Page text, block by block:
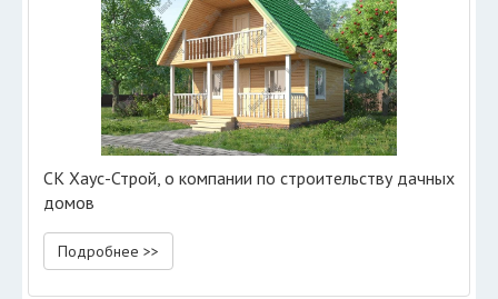
СК Хаус-Строй, о компании по строительству дачных
домов
Подробнее >>